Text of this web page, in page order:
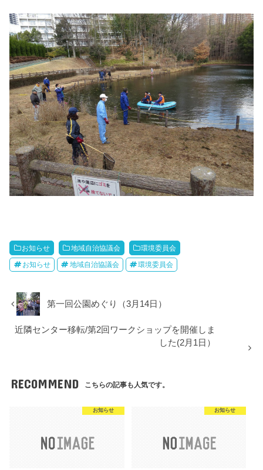
お知らせ 地域自治協議会 環境委員会
お知らせ 地域自治協議会 環境委員会
第一回公園めぐり（3月14日）
近隣センター移転/第2回ワークショップを開催しま
した(2月1日）
RECOMMEND こちらの記事も人気です。
お知らせ お知らせ